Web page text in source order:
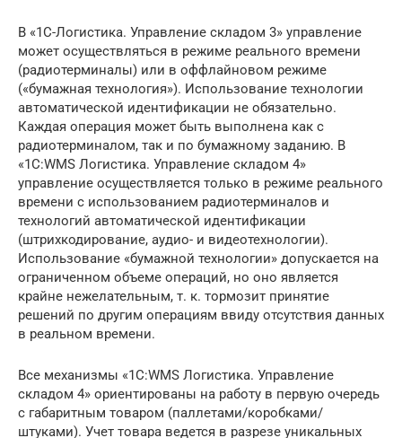
В «1С-Логистика. Управление складом 3» управление
может осуществляться в режиме реального времени
(радиотерминалы) или в оффлайновом режиме
(«бумажная технология»). Использование технологии
автоматической идентификации не обязательно.
Каждая операция может быть выполнена как с
радиотерминалом, так и по бумажному заданию. В
«1С:WMS Логистика. Управление складом 4»
управление осуществляется только в режиме реального
времени с использованием радиотерминалов и
технологий автоматической идентификации
(штрихкодирование, аудио- и видеотехнологии).
Использование «бумажной технологии» допускается на
ограниченном объеме операций, но оно является
крайне нежелательным, т. к. тормозит принятие
решений по другим операциям ввиду отсутствия данных
в реальном времени.
Все механизмы «1С:WMS Логистика. Управление
складом 4» ориентированы на работу в первую очередь
с габаритным товаром (паллетами/коробками/
штуками). Учет товара ведется в разрезе уникальных